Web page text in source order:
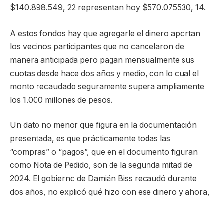
$140.898.549, 22 representan hoy $570.075530, 14.
A estos fondos hay que agregarle el dinero aportan
los vecinos participantes que no cancelaron de
manera anticipada pero pagan mensualmente sus
cuotas desde hace dos años y medio, con lo cual el
monto recaudado seguramente supera ampliamente
los 1.000 millones de pesos.
Un dato no menor que figura en la documentación
presentada, es que prácticamente todas las
“compras” o “pagos”, que en el documento figuran
como Nota de Pedido, son de la segunda mitad de
2024. El gobierno de Damián Biss recaudó durante
dos años, no explicó qué hizo con ese dinero y ahora,